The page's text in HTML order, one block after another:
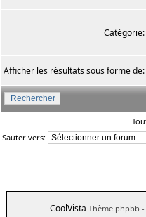
Catégorie:
Afficher les résultats sous forme de:
Sauter vers:
CoolVista Thème phpbb -